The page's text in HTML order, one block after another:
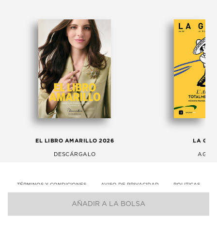
AÑADIR A LA BOLSA
EL LIBRO AMARILLO 2026
DESCÁRGALO
LA
TÉRMINOS Y CONDICIONES AVISO DE PRIVACIDAD POLITICAS